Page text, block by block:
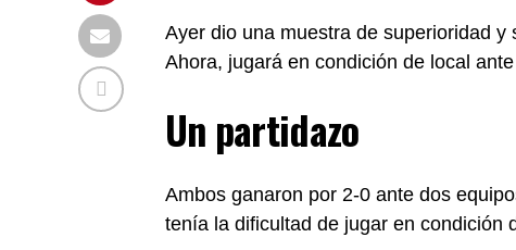
Ayer dio una muestra de superioridad
Ahora, jugará en condición de local
Un partidazo
Ambos ganaron por 2-0 ante dos
tenía la dificultad de jugar en condición